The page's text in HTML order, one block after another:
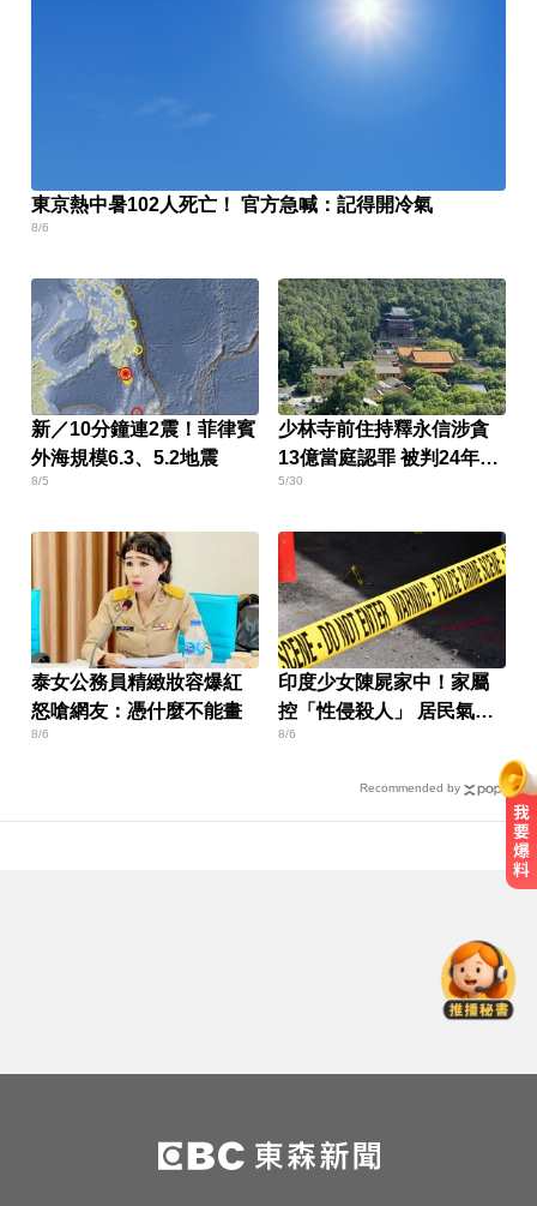
東京熱中暑102人死亡！ 官方急喊：記得開冷氣
8/6
新／10分鐘連2震！菲律賓
外海規模6.3、5.2地震
8/5
少林寺前住持釋永信涉貪
13億當庭認罪 被判24年放
棄上訴
5/30
泰女公務員精緻妝容爆紅
怒嗆網友：憑什麼不能畫
8/6
印度少女陳屍家中！家屬
控「性侵殺人」 居民氣炸
怒封國道
8/6
Recommended by
了
才宣佈停播一週！網紅「肥大叔」
突離世 團隊發聲證實